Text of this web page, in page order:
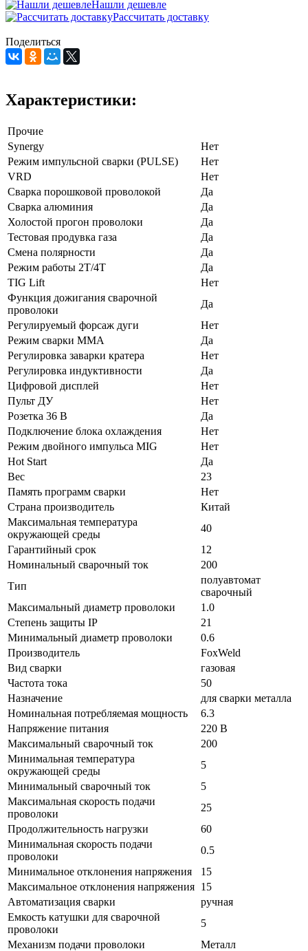
Нашли дешевле
Рассчитать доставку
Поделиться
Характеристики:
Прочие
Synergy
Нет
Режим импульсной сварки (PULSE)
Нет
VRD
Нет
Сварка порошковой проволокой
Да
Сварка алюминия
Да
Холостой прогон проволоки
Да
Тестовая продувка газа
Да
Смена полярности
Да
Режим работы 2Т/4Т
Да
TIG Lift
Нет
Функция дожигания сварочной
проволоки
Да
Регулируемый форсаж дуги
Нет
Режим сварки ММА
Да
Регулировка заварки кратера
Нет
Регулировка индуктивности
Да
Цифровой дисплей
Нет
Пульт ДУ
Нет
Розетка 36 В
Да
Подключение блока охлаждения
Нет
Режим двойного импульса MIG
Нет
Hot Start
Да
Вес
23
Память программ сварки
Нет
Страна производитель
Китай
Максимальная температура
окружающей среды
40
Гарантийный срок
12
Номинальный сварочный ток
200
Тип
полуавтомат
сварочный
Максимальный диаметр проволоки
1.0
Степень защиты IP
21
Минимальный диаметр проволоки
0.6
Производитель
FoxWeld
Вид сварки
газовая
Частота тока
50
Назначение
для сварки металла
Номинальная потребляемая мощность
6.3
Напряжение питания
220 В
Максимальный сварочный ток
200
Минимальная температура
окружающей среды
5
Минимальный сварочный ток
5
Максимальная скорость подачи
проволоки
25
Продолжительность нагрузки
60
Минимальная скорость подачи
проволоки
0.5
Минимальное отклонения напряжения
15
Максимальное отклонения напряжения 15
Автоматизация сварки
ручная
Емкость катушки для сварочной
проволоки
5
Механизм подачи проволоки
Металл